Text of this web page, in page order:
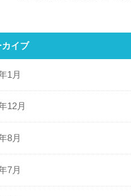
カイブ
1月
12月
8月
7月